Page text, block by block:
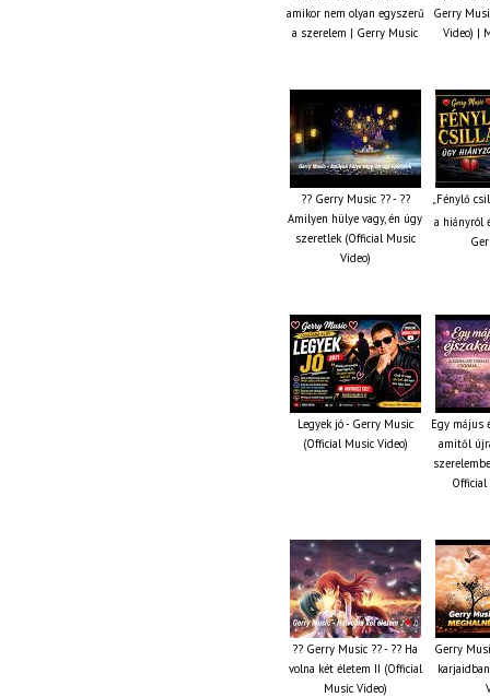
amikor nem olyan egyszerű
a szerelem | Gerry Music
Gerry
Video) |
?? Gerry Music ?? - ??
Amilyen hülye vagy, én úgy
szeretlek (Official Music
Video)
„Fénylő
a hiányról
Legyek jó - Gerry Music
(Official Music Video)
Egy május
amitől
Official
?? Gerry Music ?? - ?? Ha
volna két életem II (Official
Music Video)
Gerry